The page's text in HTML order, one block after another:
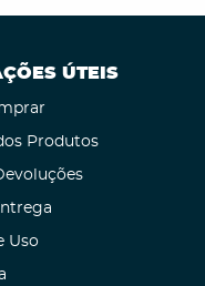
ÚTEIS
Produtos
Uso